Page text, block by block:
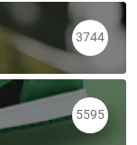
3744
5595